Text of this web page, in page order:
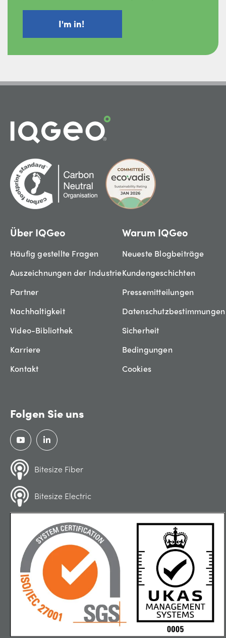
Über IQGeo
Häufig gestellte Fragen
Auszeichnungen der Industrie
Partner
Nachhaltigkeit
Video-Bibliothek
Karriere
Kontakt
Warum IQGeo
Neueste Blogbeiträge
Kundengeschichten
Pressemitteilungen
Datenschutzbestimmungen
Sicherheit
Bedingungen
Cookies
Folgen Sie uns
Bitesize Fiber
Bitesize Electric